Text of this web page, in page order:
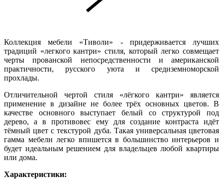
Коллекция мебели «Тиволи» - придерживается лучших
традиций «легкого кантри» стиля, который легко совмещает
черты прованской непосредственности и американской
практичности, русского уюта и средиземноморской
прохлады.
Отличительной чертой стиля «лёгкого кантри» является
применение в дизайне не более трёх основных цветов. В
качестве основного выступает белый со структурой под
дерево, а в противовес ему для создание контраста идёт
тёмный цвет с текстурой дуба. Такая универсальная цветовая
гамма мебели легко впишется в большинство интерьеров и
будет идеальным решением для владельцев любой квартиры
или дома.
Характеристики: